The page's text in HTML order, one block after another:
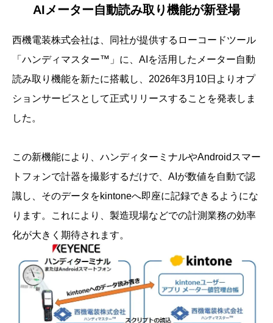
AIメーター自動読み取り機能が新登場
西機電装株式会社は、同社が提供するローコードツール
「ハンディマスター™」に、AIを活用したメーター自動
読み取り機能を新たに搭載し、2026年3月10日よりオプ
ションサービスとして正式リリースすることを発表しま
した。
この新機能により、ハンディターミナルやAndroidスマー
トフォンで計器を撮影するだけで、AIが数値を自動で認
識し、そのデータをkintoneへ即座に記録できるようにな
ります。これにより、製造現場などでの計測業務の効率
化が大きく期待されます。